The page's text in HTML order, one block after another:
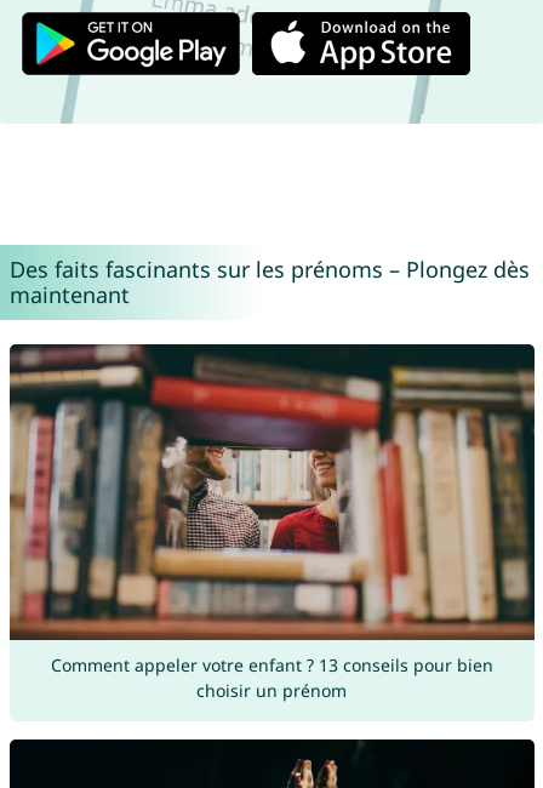
Des faits fascinants sur les prénoms – Plongez dès
maintenant
Comment appeler votre enfant ? 13 conseils pour bien
choisir un prénom